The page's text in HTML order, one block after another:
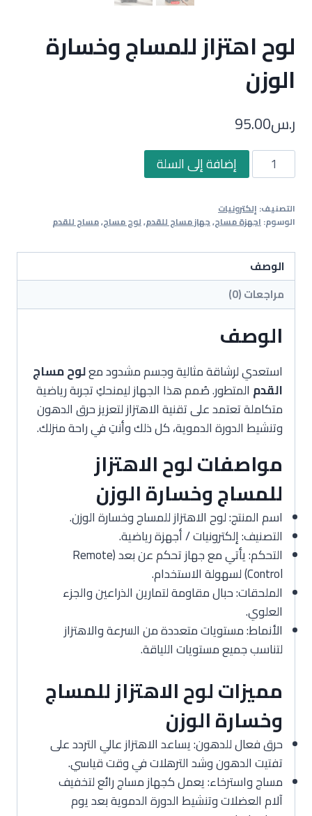
لوح اهتزاز للمساج وخسارة
الوزن
ر.س95.00
كمية
لوح
للمساج
وخسارة
الوزن
إضافة إلى السلة
التصنيف: إلكترونيات
الوسوم:اجهزة مساج,جهاز مساج للقدم,لوح مساج,مساج للقدم
الوصف
مراجعات (0)
الوصف
استعدي لرشاقة مثالية وجسم مشدود معلوح مساج
القدم المتطور. صُمم هذا الجهاز ليمنحكِ تجربة رياضية
متكاملة تعتمد على تقنية الاهتزاز لتعزيز حرق الدهون
وتنشيط الدورة الدموية، كل ذلك وأنتِ في راحة منزلك.
مواصفات لوح الاهتزاز
للمساج وخسارة الوزن
اسم المنتج: لوح الاهتزاز للمساج وخسارة الوزن.
التصنيف: إلكترونيات / أجهزة رياضية.
التحكم: يأتي مع جهاز تحكم عن بعد (Remote
Control) لسهولة الاستخدام.
الملحقات: حبال مقاومة لتمارين الذراعين والجزء
العلوي.
الأنماط: مستويات متعددة من السرعة والاهتزاز
لتناسب جميع مستويات اللياقة.
مميزات لوح الاهتزاز للمساج
وخسارة الوزن
حرق فعال للدهون: يساعد الاهتزاز عالي التردد على
تفتيت الدهون وشد الترهلات في وقت قياسي.
مساج واسترخاء: يعمل كجهاز مساج رائع لتخفيف
آلام العضلات وتنشيط الدورة الدموية بعد يوم